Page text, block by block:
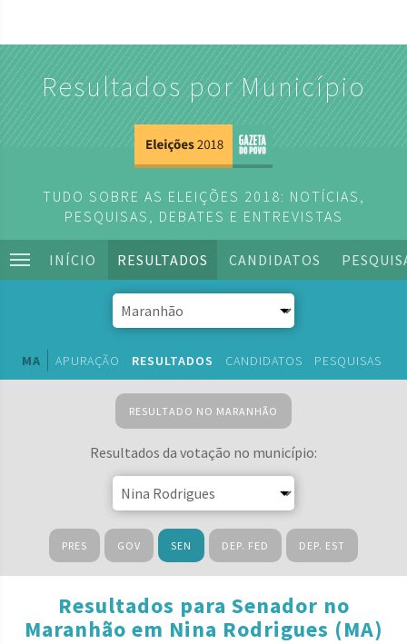
Resultados por Município
TUDO SOBRE AS ELEIÇÕES 2018: NOTÍCIAS,
PESQUISAS, DEBATES E ENTREVISTAS
INÍCIO RESULTADOS CANDIDATOS
MA APURAÇÃO RESULTADOS CANDIDATOS PESQUISAS
RESULTADO NO MARANHÃO
Resultados da votação no município:
PRES GOV SEN DEP. FED DEP. EST
Resultados para Senador no
Maranhão em Nina Rodrigues (MA)